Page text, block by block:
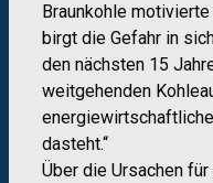
Braunkohle
birgt die Gefahr in
den nächsten 15
weitgehenden
dasteht.“
Über die Ursachen